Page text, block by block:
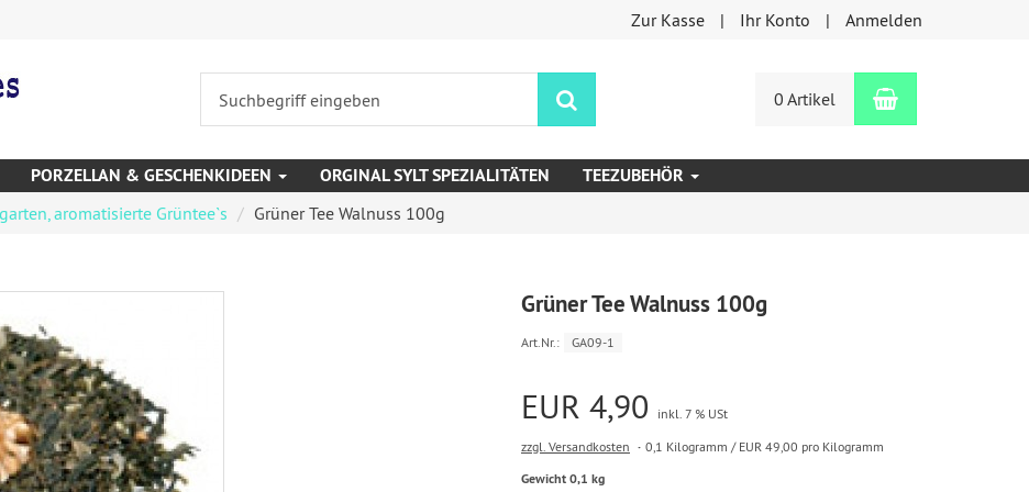
Zur Kasse Ihr Konto Anmelden
0 Artikel Warenkorb
PORZELLAN & GESCHENKIDEEN ORGINAL SYLT SPEZIALITÄTEN TEEZUBEHÖR
aromatisierte Grüntee`s Grüner Tee Walnuss 100g
Grüner Tee Walnuss 100g
Art.Nr.: GA09-1
EUR 4,90
inkl. 7 % USt
zzgl. Versandkosten
0,1 Kilogramm / EUR 49,00 pro Kilogramm
Gewicht 0,1 kg